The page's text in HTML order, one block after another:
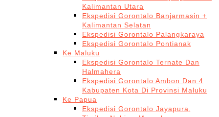
Kalimantan Utara
Ekspedisi Gorontalo Banjarmasin +
Kalimantan Selatan
Ekspedisi Gorontalo Palangkaraya
Ekspedisi Gorontalo Pontianak
Ke Maluku
Ekspedisi Gorontalo Ternate Dan
Halmahera
Ekspedisi Gorontalo Ambon Dan 4
Kabupaten Kota Di Provinsi Maluku
Ke Papua
Ekspedisi Gorontalo Jayapura,